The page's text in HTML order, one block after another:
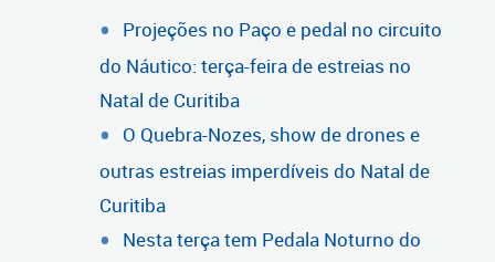
Projeções no Paço e pedal no circuito
do Náutico: terça-feira de estreias no
Natal de Curitiba
O Quebra-Nozes, show de drones e
outras estreias imperdíveis do Natal de
Curitiba
Nesta terça tem Pedala Noturno do